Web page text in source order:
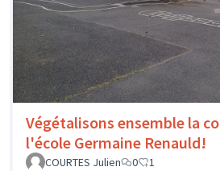
Végétalisons ensemble la
l'école Germaine Renauld!
COURTES Julien
0 1